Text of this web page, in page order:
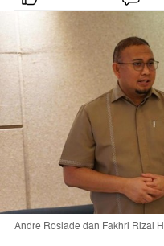
Andre Rosiade dan Fakhri Rizal